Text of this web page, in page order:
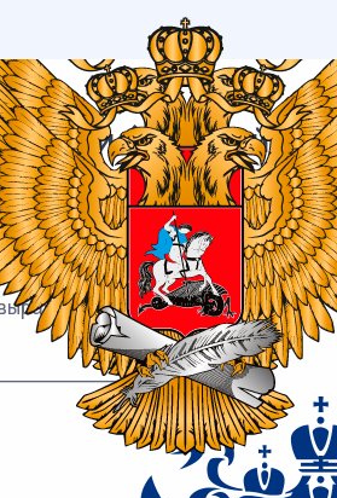
(типовой)
/ профиль / 06
log 5,52 − log5,511.